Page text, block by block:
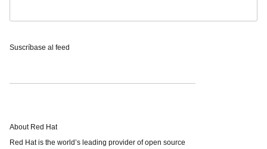
Suscríbase al feed
About Red Hat
Red Hat is the world’s leading provider of open source